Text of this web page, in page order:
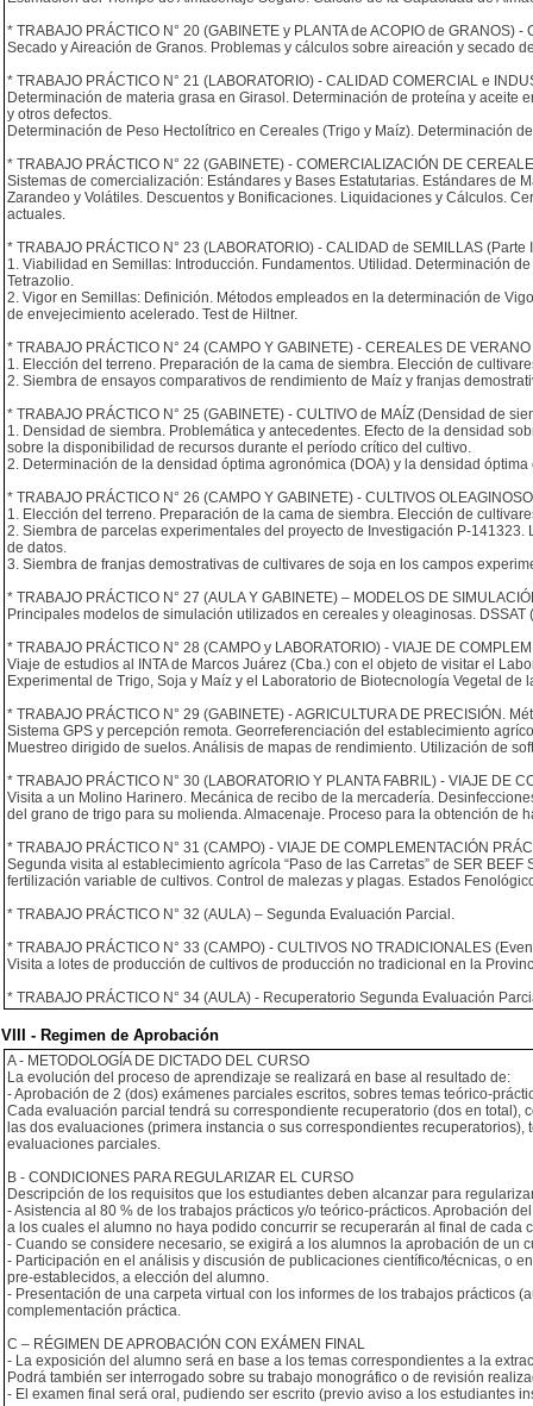
* TRABAJO PRÁCTICO N° 20 (GABINETE y PLANTA de ACOPIO de GRANOS)
Secado y Aireación de Granos. Problemas y cálculos sobre aireación y secado
* TRABAJO PRÁCTICO N° 21 (LABORATORIO) - CALIDAD COMERCIAL e
Determinación de materia grasa en Girasol. Determinación de proteína y
y otros defectos.
Determinación de Peso Hectolítrico en Cereales (Trigo y Maíz). Determinación
* TRABAJO PRÁCTICO N° 22 (GABINETE) - COMERCIALIZACIÓN DE
Sistemas de comercialización: Estándares y Bases Estatutarias. Estándares de
Zarandeo y Volátiles. Descuentos y Bonificaciones. Liquidaciones y Cálculos.
actuales.
* TRABAJO PRÁCTICO N° 23 (LABORATORIO) - CALIDAD de SEMILLAS
1. Viabilidad en Semillas: Introducción. Fundamentos. Utilidad. Determinación
Tetrazolio.
2. Vigor en Semillas: Definición. Métodos empleados en la determinación de
de envejecimiento acelerado. Test de Hiltner.
* TRABAJO PRÁCTICO N° 24 (CAMPO Y GABINETE) - CEREALES DE
1. Elección del terreno. Preparación de la cama de siembra. Elección de
2. Siembra de ensayos comparativos de rendimiento de Maíz y franjas
* TRABAJO PRÁCTICO N° 25 (GABINETE) - CULTIVO de MAÍZ (Densidad de
1. Densidad de siembra. Problemática y antecedentes. Efecto de la densidad
sobre la disponibilidad de recursos durante el período crítico del cultivo.
2. Determinación de la densidad óptima agronómica (DOA) y la densidad
* TRABAJO PRÁCTICO N° 26 (CAMPO Y GABINETE) - CULTIVOS
1. Elección del terreno. Preparación de la cama de siembra. Elección de
2. Siembra de parcelas experimentales del proyecto de Investigación P-
de datos.
3. Siembra de franjas demostrativas de cultivares de soja en los campos
* TRABAJO PRÁCTICO N° 27 (AULA Y GABINETE) – MODELOS DE
Principales modelos de simulación utilizados en cereales y oleaginosas.
* TRABAJO PRÁCTICO N° 28 (CAMPO y LABORATORIO) - VIAJE DE
Viaje de estudios al INTA de Marcos Juárez (Cba.) con el objeto de visitar el
Experimental de Trigo, Soja y Maíz y el Laboratorio de Biotecnología Vegetal de
* TRABAJO PRÁCTICO N° 29 (GABINETE) - AGRICULTURA DE PRECISIÓN.
Sistema GPS y percepción remota. Georreferenciación del establecimiento
Muestreo dirigido de suelos. Análisis de mapas de rendimiento. Utilización de
* TRABAJO PRÁCTICO N° 30 (LABORATORIO Y PLANTA FABRIL) - VIAJE DE
Visita a un Molino Harinero. Mecánica de recibo de la mercadería.
del grano de trigo para su molienda. Almacenaje. Proceso para la obtención de
* TRABAJO PRÁCTICO N° 31 (CAMPO) - VIAJE DE COMPLEMENTACIÓN
Segunda visita al establecimiento agrícola “Paso de las Carretas” de SER
fertilización variable de cultivos. Control de malezas y plagas. Estados
* TRABAJO PRÁCTICO N° 32 (AULA) – Segunda Evaluación Parcial.
* TRABAJO PRÁCTICO N° 33 (CAMPO) - CULTIVOS NO TRADICIONALES
Visita a lotes de producción de cultivos de producción no tradicional en la
* TRABAJO PRÁCTICO N° 34 (AULA) - Recuperatorio Segunda Evaluación
VIII - Regimen de Aprobación
A - METODOLOGÍA DE DICTADO DEL CURSO
La evolución del proceso de aprendizaje se realizará en base al resultado de:
- Aprobación de 2 (dos) exámenes parciales escritos, sobres temas teórico-
Cada evaluación parcial tendrá su correspondiente recuperatorio (dos en
las dos evaluaciones (primera instancia o sus correspondientes
evaluaciones parciales.
B - CONDICIONES PARA REGULARIZAR EL CURSO
Descripción de los requisitos que los estudiantes deben alcanzar para
- Asistencia al 80 % de los trabajos prácticos y/o teórico-prácticos. Aprobación
a los cuales el alumno no haya podido concurrir se recuperarán al final de cada
- Cuando se considere necesario, se exigirá a los alumnos la aprobación de un
- Participación en el análisis y discusión de publicaciones científico/técnicas, o
pre-establecidos, a elección del alumno.
- Presentación de una carpeta virtual con los informes de los trabajos prácticos
complementación práctica.
C – RÉGIMEN DE APROBACIÓN CON EXÁMEN FINAL
- La exposición del alumno será en base a los temas correspondientes a la
Podrá también ser interrogado sobre su trabajo monográfico o de revisión
- El examen final será oral, pudiendo ser escrito (previo aviso a los estudiantes